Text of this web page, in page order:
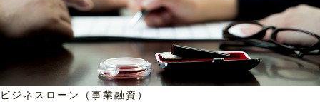
ビジネスローン（事業融資）